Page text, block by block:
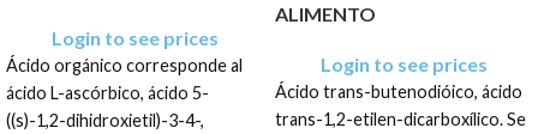
Login to see prices
Ácido orgánico corresponde al
ácido L-ascórbico, ácido 5-
((s)-1,2-dihidroxietil)-3-4-,
ALIMENTO
Login to see prices
Ácido trans-butenodióico, ácido
trans-1,2-etilen-dicarboxílico. Se